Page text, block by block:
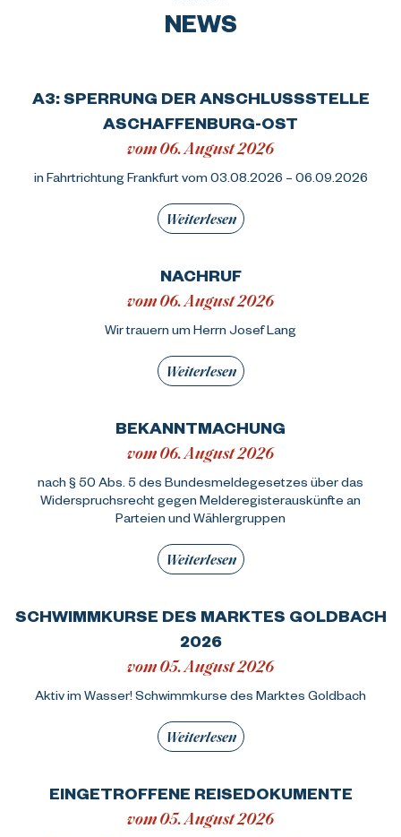
NEWS
A3: SPERRUNG DER ANSCHLUSSSTELLE
ASCHAFFENBURG-OST
vom 06. August 2026
in Fahrtrichtung Frankfurt vom 03.08.2026 – 06.09.2026
Weiterlesen
NACHRUF
vom 06. August 2026
Wir trauern um Herrn Josef Lang
Weiterlesen
BEKANNTMACHUNG
vom 06. August 2026
nach § 50 Abs. 5 des Bundesmeldegesetzes über das
Widerspruchsrecht gegen Melderegisterauskünfte an
Parteien und Wählergruppen
Weiterlesen
SCHWIMMKURSE DES MARKTES GOLDBACH
2026
vom 05. August 2026
Aktiv im Wasser! Schwimmkurse des Marktes Goldbach
Weiterlesen
EINGETROFFENE REISEDOKUMENTE
vom 05. August 2026